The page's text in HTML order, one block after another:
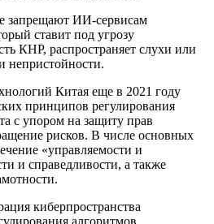
запрещают ИИ-сервисам
ставит под угрозу
КНР, распространяет слухи или
непристойности.
Китая еще в 2021 году
принципов регулирования
с упором на защиту прав
рисков. В числе основных
«управляемости и
и справедливости, а также
киберпространства
алгоритмов